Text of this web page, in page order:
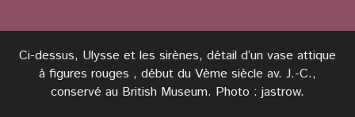
Ci-dessus, Ulysse et les sirènes, détail d’un vase attique
à figures rouges , début du Vème siècle av. J.-C.,
conservé au British Museum. Photo : jastrow.